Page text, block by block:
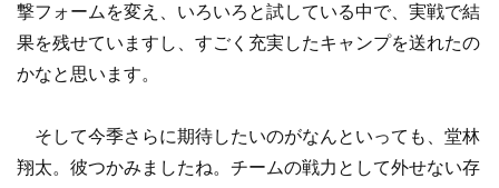
撃フォームを変え、いろいろと試している中で、実戦で結
果を残せていますし、すごく充実したキャンプを送れたの
かなと思います。
そして今季さらに期待したいのがなんといっても、堂林
翔太。彼つかみましたね。チームの戦力として外せない存